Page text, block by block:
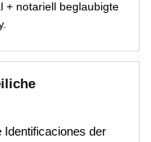
+ notariell beglaubigte
der